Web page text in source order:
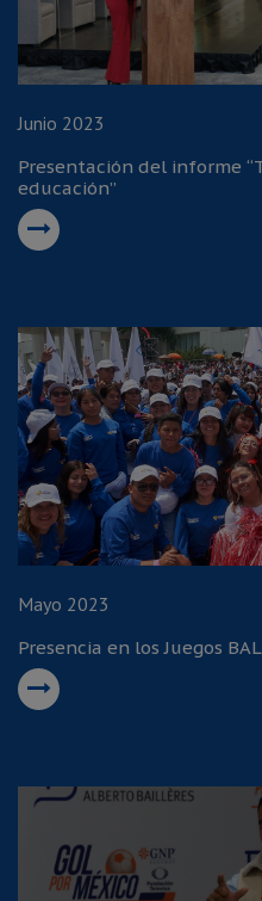
Junio 2023
Presentación del informe
educación”
Mayo 2023
Presencia en los Juegos